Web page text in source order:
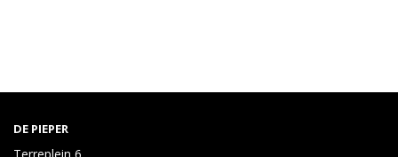
DE PIEPER